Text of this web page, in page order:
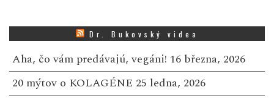
Dr. Bukovský videa
Aha, čo vám predávajú, vegáni! 16 března, 2026
20 mýtov o KOLAGÉNE 25 ledna, 2026